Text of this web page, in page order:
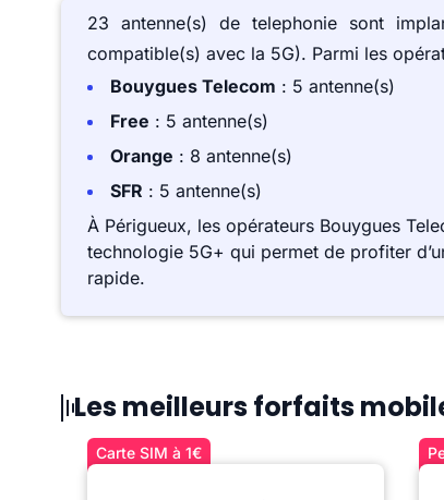
23 antenne(s) de telephonie sont
compatible(s) avec la 5G). Parmi les
Bouygues Telecom : 5 antenne(s)
Free : 5 antenne(s)
Orange : 8 antenne(s)
SFR : 5 antenne(s)
À Périgueux, les opérateurs Bouygues
technologie 5G+ qui permet de profiter
rapide.
Les meilleurs forfaits
Carte SIM à 1€